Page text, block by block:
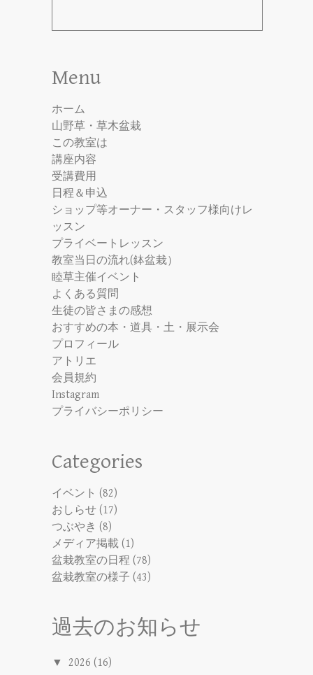
Menu
ホーム
山野草・草木盆栽
この教室は
講座内容
受講費用
日程＆申込
ショップ等オーナー・スタッフ様向けレ
ッスン
プライベートレッスン
教室当日の流れ(鉢盆栽）
睦草主催イベント
よくある質問
生徒の皆さまの感想
おすすめの本・道具・土・展示会
プロフィール
アトリエ
会員規約
Instagram
プライバシーポリシー
Categories
イベント (82)
おしらせ (17)
つぶやき (8)
メディア掲載 (1)
盆栽教室の日程 (78)
盆栽教室の様子 (43)
過去のお知らせ
▼ 2026 (16)